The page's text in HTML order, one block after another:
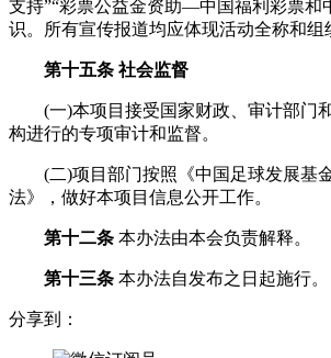
支持”“彩票公益金资助—中国福利彩票和
识。所有宣传报道均应体现活动全称和组
第十五条 社会监督
(一)本项目接受国家财政、审计部门
构进行的专项审计和监督。
(二)项目部门按照《中国足球发展基
法》，做好本项目信息公开工作。
第十二条 本办法由本会负责解释。
第十三条 本办法自发布之日起施行。
分享到：